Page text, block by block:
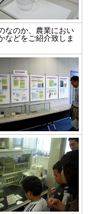
なのか、農業におい
などをご紹介致しま